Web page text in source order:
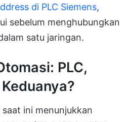
di PLC Siemens,
sebelum menghubungkan
satu jaringan.
PLC,
ini menunjukkan